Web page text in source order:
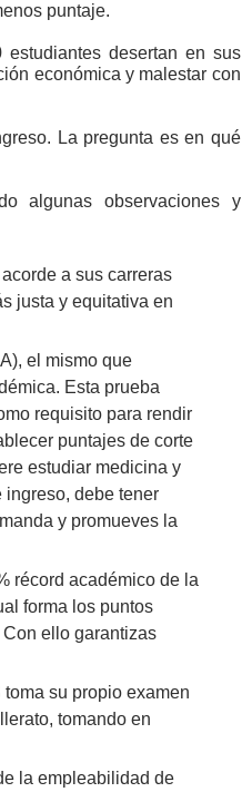
puntaje.
desertan en sus
económica y malestar con
La pregunta es en qué
algunas observaciones y
a sus carreras
justa y equitativa en
el mismo que
Esta prueba
requisito para rendir
puntajes de corte
estudiar medicina y
ingreso, debe tener
y promueves la
récord académico de la
forma los puntos
ello garantizas
su propio examen
tomando en
la empleabilidad de